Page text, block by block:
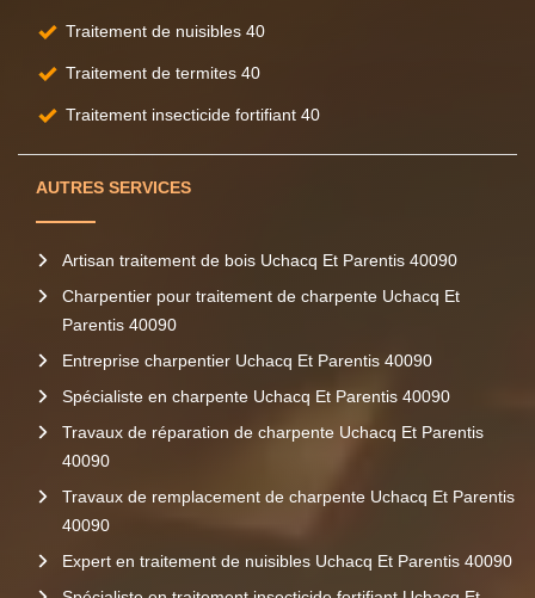
Traitement de nuisibles 40
Traitement de termites 40
Traitement insecticide fortifiant 40
AUTRES SERVICES
Artisan traitement de bois Uchacq Et Parentis 40090
Charpentier pour traitement de charpente Uchacq Et
Parentis 40090
Entreprise charpentier Uchacq Et Parentis 40090
Spécialiste en charpente Uchacq Et Parentis 40090
Travaux de réparation de charpente Uchacq Et Parentis
40090
Travaux de remplacement de charpente Uchacq Et Parentis
40090
Expert en traitement de nuisibles Uchacq Et Parentis 40090